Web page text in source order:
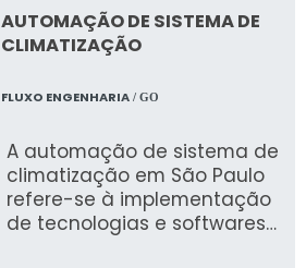
industrial. Mais do que um
mero reparo, a manutenção
é uma prática estratégica
que previne problemas,
otimiza o funcionamento e
com as normas regulatórias
em todo o Brasil.
AUTOMAÇÃO DE SISTEMA DE
CLIMATIZAÇÃO
FLUXO ENGENHARIA/ GO
A automação de sistema de
climatização em São Paulo
refere-se à implementação
de tecnologias e softwares